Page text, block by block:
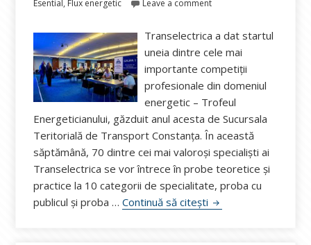
pe
Esential , Flux energetic Leave a comment
Transelectrica a dat startul
uneia dintre cele mai
importante competiții
profesionale din domeniul
energetic – Trofeul
Energeticianului, găzduit anul acesta de Sucursala
Teritorială de Transport Constanța. În această
săptămână, 70 dintre cei mai valoroși specialiști ai
Transelectrica se vor întrece în probe teoretice și
practice la 10 categorii de specialitate, proba cu
publicul și proba …Continuă să citești Trofeul